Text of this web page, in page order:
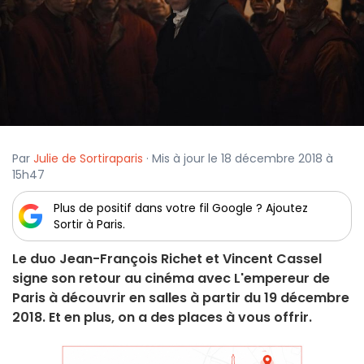
Par Julie de Sortiraparis · Mis à jour le 18 décembre 2018 à
15h47
Plus de positif dans votre fil Google ? Ajoutez
Sortir à Paris.
Le duo Jean-François Richet et Vincent Cassel
signe son retour au cinéma avec L'empereur de
Paris à découvrir en salles à partir du 19 décembre
2018. Et en plus, on a des places à vous offrir.